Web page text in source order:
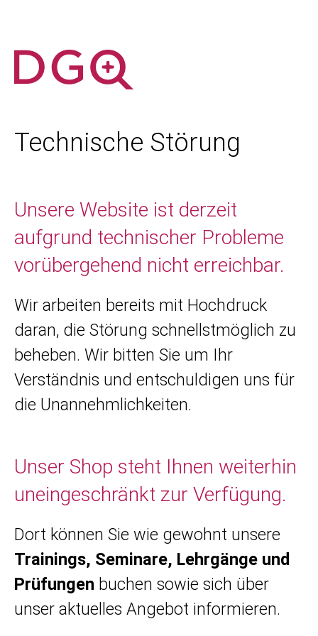
Technische Störung
Unsere Website ist derzeit
aufgrund technischer Probleme
vorübergehend nicht erreichbar.
Wir arbeiten bereits mit Hochdruck
daran, die Störung schnellstmöglich zu
beheben. Wir bitten Sie um Ihr
Verständnis und entschuldigen uns für
die Unannehmlichkeiten.
Unser Shop steht Ihnen weiterhin
uneingeschränkt zur Verfügung.
Dort können Sie wie gewohnt unsere
Trainings, Seminare, Lehrgänge und
Prüfungen buchen sowie sich über
unser aktuelles Angebot informieren.